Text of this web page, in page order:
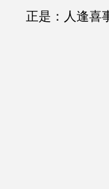
正是：人逢喜